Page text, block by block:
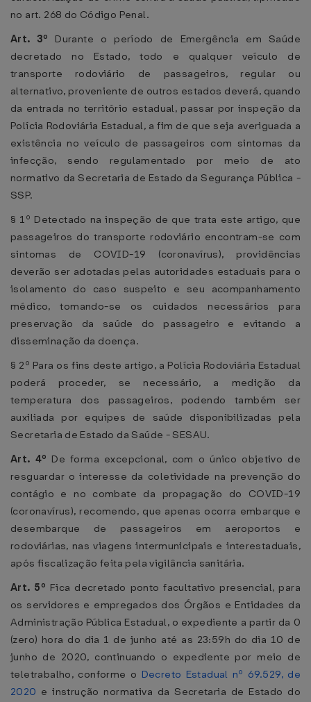
no art. 268 do Código Penal.
Art. 3º Durante o período de Emergência em Saúde
decretado no Estado, todo e qualquer veículo de
transporte rodoviário de passageiros, regular ou
alternativo, proveniente de outros estados deverá, quando
da entrada no território estadual, passar por inspeção da
Polícia Rodoviária Estadual, a fim de que seja averiguada a
existência no veículo de passageiros com sintomas da
infecção, sendo regulamentado por meio de ato
normativo da Secretaria de Estado da Segurança Pública -
SSP.
§ 1º Detectado na inspeção de que trata este artigo, que
passageiros do transporte rodoviário encontram-se com
sintomas de COVID-19 (coronavírus), providências
deverão ser adotadas pelas autoridades estaduais para o
isolamento do caso suspeito e seu acompanhamento
médico, tomando-se os cuidados necessários para
preservação da saúde do passageiro e evitando a
disseminação da doença.
§ 2º Para os fins deste artigo, a Polícia Rodoviária Estadual
poderá proceder, se necessário, a medição da
temperatura dos passageiros, podendo também ser
auxiliada por equipes de saúde disponibilizadas pela
Secretaria de Estado da Saúde - SESAU.
Art. 4º De forma excepcional, com o único objetivo de
resguardar o interesse da coletividade na prevenção do
contágio e no combate da propagação do COVID-19
(coronavírus), recomendo, que apenas ocorra embarque e
desembarque de passageiros em aeroportos e
rodoviárias, nas viagens intermunicipais e interestaduais,
após fiscalização feita pela vigilância sanitária.
Art. 5º Fica decretado ponto facultativo presencial, para
os servidores e empregados dos Órgãos e Entidades da
Administração Pública Estadual, o expediente a partir da 0
(zero) hora do dia 1 de junho até as 23:59h do dia 10 de
junho de 2020, continuando o expediente por meio de
teletrabalho, conforme o Decreto Estadual nº 69.529, de
2020 e instrução normativa da Secretaria de Estado do